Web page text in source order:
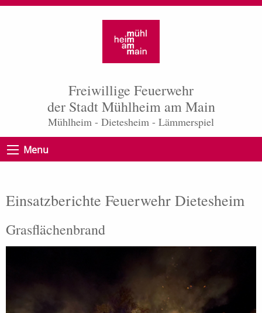
Freiwillige Feuerwehr
der Stadt Mühlheim am Main
Mühlheim - Dietesheim - Lämmerspiel
Menu
Einsatzberichte Feuerwehr Dietesheim
Grasflächenbrand